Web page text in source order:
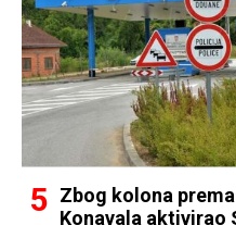
Zbog kolona
Konavala aktivirao